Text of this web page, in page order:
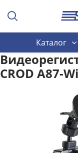
Каталог
CROD A87-